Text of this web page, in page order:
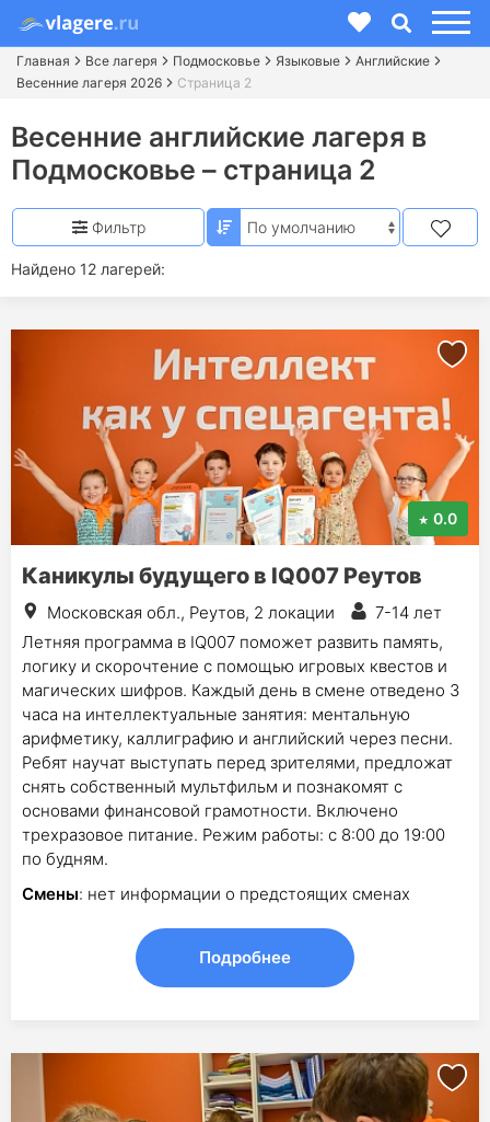
Главная Все лагеря Подмосковье Языковые
Английские
Весенние лагеря 2026
Страница 2
Весенние английские лагеря в
Подмосковье – страница 2
Найдено 12 лагерей:
Фильтр
0.0
Каникулы будущего в IQ007 Реутов
Московская обл., Реутов, 2 локации
7-14 лет
Летняя программа в IQ007 поможет развить память,
логику и скорочтение с помощью игровых квестов и
магических шифров. Каждый день в смене отведено 3
часа на интеллектуальные занятия: ментальную
арифметику, каллиграфию и английский через песни.
Ребят научат выступать перед зрителями, предложат
снять собственный мультфильм и познакомят с
основами финансовой грамотности. Включено
трехразовое питание. Режим работы: с 8:00 до 19:00
по будням.
Смены: нет информации о предстоящих сменах
Подробнее